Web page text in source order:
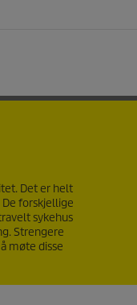
Det er helt
forskjellige
sykehus
Strengere
møte disse